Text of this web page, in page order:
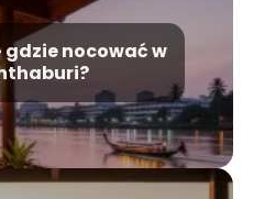
nocować w